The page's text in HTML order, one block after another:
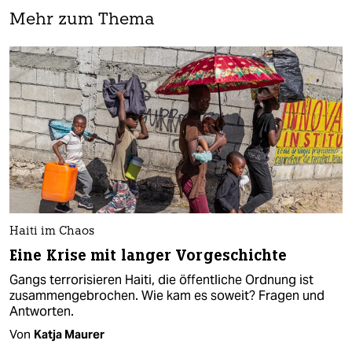
Mehr zum Thema
Haiti im Chaos
Eine Krise mit langer Vorgeschichte
Gangs terrorisieren Haiti, die öffentliche Ordnung ist
zusammengebrochen. Wie kam es soweit? Fragen und
Antworten.
Von Katja Maurer